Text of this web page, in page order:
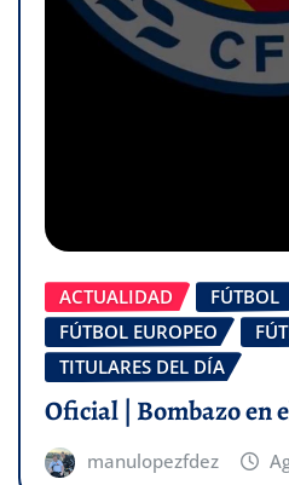
ACTUALIDAD
FÚTBOL
FÚTBOL EUROPEO
TITULARES DEL DÍA
Oficial | Bombazo en
manulopezfdez